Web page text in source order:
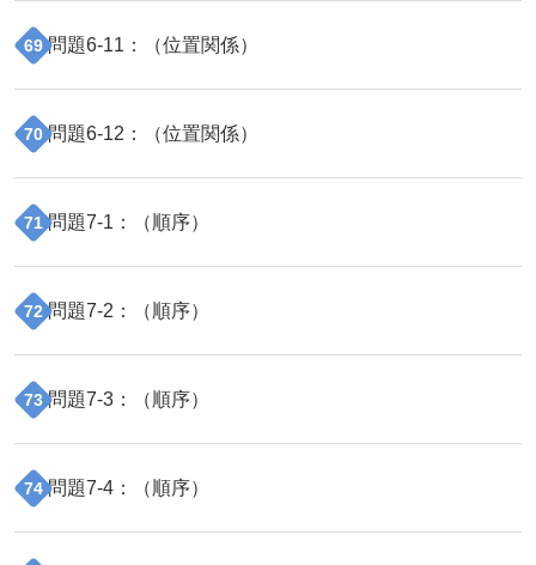
69 問題6-11 ：（位置関係）
70 問題6-12 ：（位置関係）
71 問題7-1 ：（順序）
72 問題7-2 ：（順序）
73 問題7-3 ：（順序）
74 問題7-4 ：（順序）